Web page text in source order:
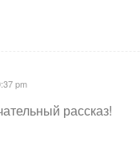
pm
рассказ!